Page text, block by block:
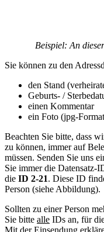
Beispiel: An
Sie können zu den
den Stand
Geburts- /
einen Kommentar
ein Foto (jpg-
Beachten Sie bitte, dass
zu können, immer auf
müssen. Senden Sie uns
Sie immer die Datensatz-
die ID 2-21. Diese ID
Person (siehe Abbildung).
Sollten zu einer Person
Sie bitte alle IDs an, für
Mit der Einsendung